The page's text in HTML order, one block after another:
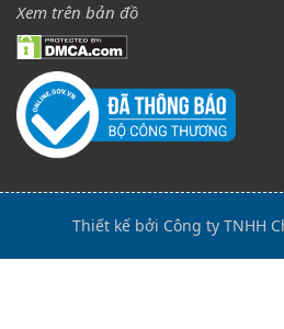
Xem trên bản đồ
Thiết kế bởi Công ty TNHH